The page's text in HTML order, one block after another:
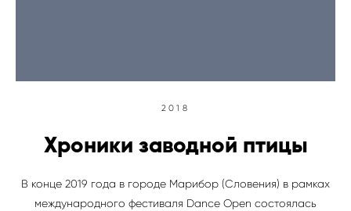
2018
Хроники заводной птицы
В конце 2019 года в городе Марибор (Словения) в рамках
международного фестиваля Dance Open состоялась